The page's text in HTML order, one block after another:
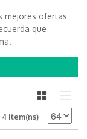
mejores ofertas
que
4 Item(ns)